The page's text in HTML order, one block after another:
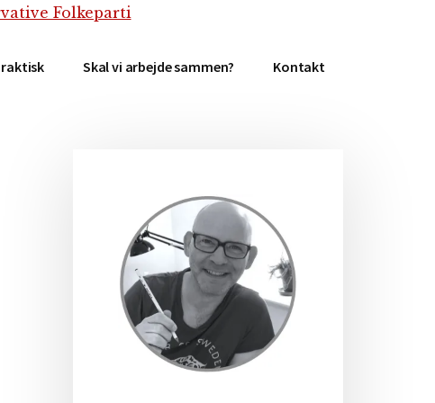
Skal vi arbejde sammen? Kontakt
Primær
Sidebar